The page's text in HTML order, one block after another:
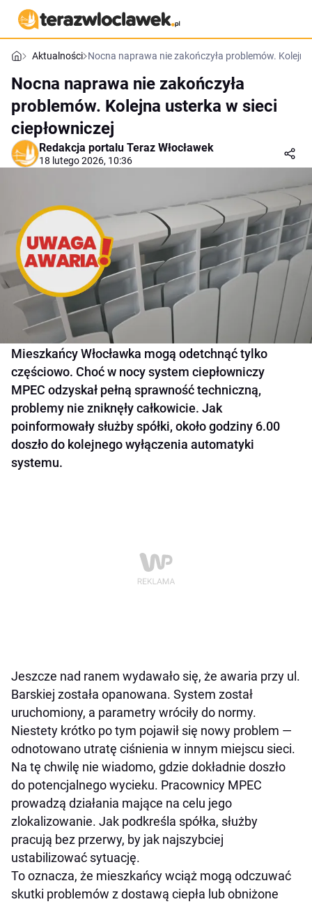
Aktualności Nocna naprawa nie zakończyła problemów.
Nocna naprawa nie zakończyła
problemów. Kolejna usterka w sieci
ciepłowniczej
Redakcja portalu Teraz Włocławek
18 lutego 2026, 10:36
Mieszkańcy Włocławka mogą odetchnąć tylko
częściowo. Choć w nocy system ciepłowniczy
MPEC odzyskał pełną sprawność techniczną,
problemy nie zniknęły całkowicie. Jak
poinformowały służby spółki, około godziny 6.00
doszło do kolejnego wyłączenia automatyki
systemu.
Jeszcze nad ranem wydawało się, że awaria przy ul.
Barskiej została opanowana. System został
uruchomiony, a parametry wróciły do normy.
Niestety krótko po tym pojawił się nowy problem —
odnotowano utratę ciśnienia w innym miejscu sieci.
Na tę chwilę nie wiadomo, gdzie dokładnie doszło
do potencjalnego wycieku. Pracownicy MPEC
prowadzą działania mające na celu jego
zlokalizowanie. Jak podkreśla spółka, służby
pracują bez przerwy, by jak najszybciej
ustabilizować sytuację.
To oznacza, że mieszkańcy wciąż mogą odczuwać
skutki problemów z dostawą ciepła lub obniżone